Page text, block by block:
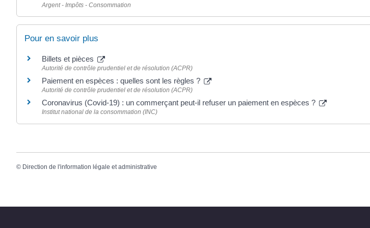
Argent - Impôts - Consommation
Pour en savoir plus
Billets et pièces
Autorité de contrôle prudentiel et de résolution (ACPR)
Paiement en espèces : quelles sont les règles ?
Autorité de contrôle prudentiel et de résolution (ACPR)
Coronavirus (Covid-19) : un commerçant peut-il refuser un paiement en espèces ?
Institut national de la consommation (INC)
© Direction de l'information légale et administrative